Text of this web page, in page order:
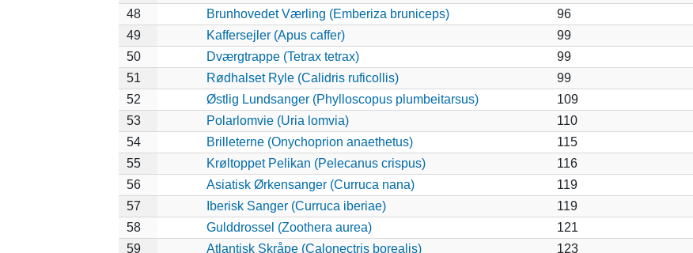
48
Brunhovedet Værling (Emberiza bruniceps)
96
49
Kaffersejler (Apus caffer)
99
50
Dværgtrappe (Tetrax tetrax)
99
51
Rødhalset Ryle (Calidris ruficollis)
99
52
Østlig Lundsanger (Phylloscopus plumbeitarsus)
109
53
Polarlomvie (Uria lomvia)
110
54
Brilleterne (Onychoprion anaethetus)
115
55
Krøltoppet Pelikan (Pelecanus crispus)
116
56
Asiatisk Ørkensanger (Curruca nana)
119
57
Iberisk Sanger (Curruca iberiae)
119
58
Gulddrossel (Zoothera aurea)
121
59
Atlantisk Skråpe (Calonectris borealis)
123